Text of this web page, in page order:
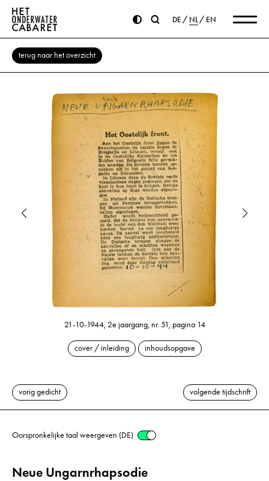
DE NL EN
terug naar het overzicht
21-10-1944, 2e jaargang, nr. 51, pagina 14
cover / inleiding inhoudsopgave
vorig gedicht volgende tijdschrift
Oorspronkelijke taal weergeven (DE)
Neue Ungarnrhapsodie